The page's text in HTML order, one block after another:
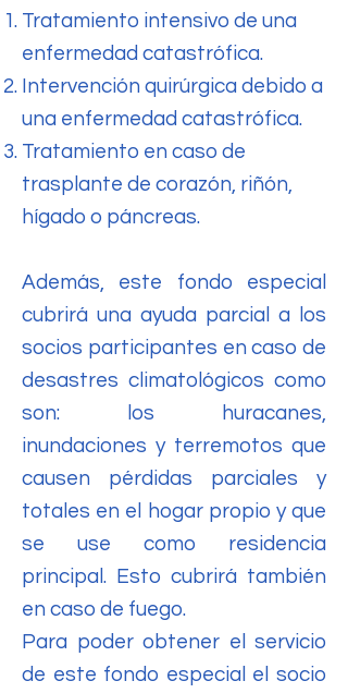
Tratamiento intensivo de una
enfermedad catastrófica.
Intervención quirúrgica debido a
una enfermedad catastrófica.
Tratamiento en caso de
trasplante de corazón, riñón,
hígado o páncreas.
Además, este fondo especial
cubrirá una ayuda parcial a los
socios participantes en caso de
desastres climatológicos como
son: los huracanes,
inundaciones y terremotos que
causen pérdidas parciales y
totales en el hogar propio y que
se use como residencia
principal. Esto cubrirá también
en caso de fuego.
Para poder obtener el servicio
de este fondo especial el socio